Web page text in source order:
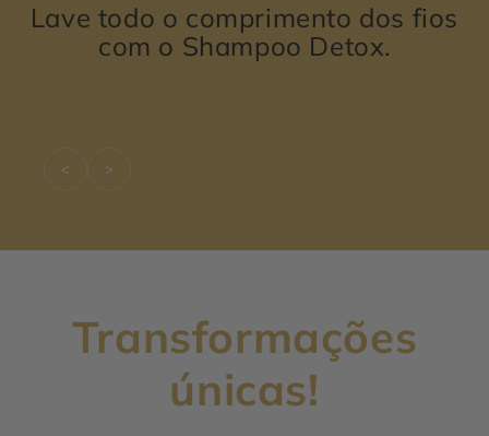
Lave todo o comprimento dos fios
com o Shampoo Detox.
< >
Transformações
únicas!